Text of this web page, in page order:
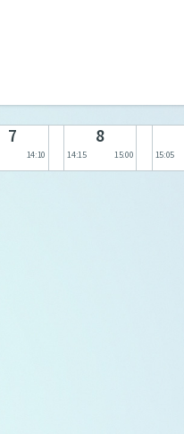
7
14:10
8
14:15 15:00 15:05